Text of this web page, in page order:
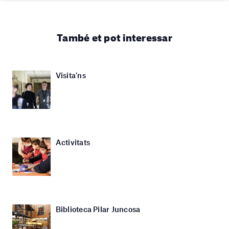
També et pot interessar
Visita’ns
Activitats
Biblioteca Pilar Juncosa